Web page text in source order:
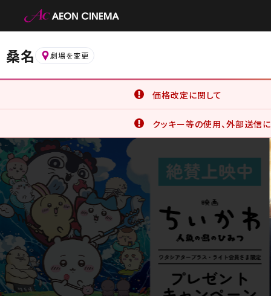
桑名 劇場を変更
価格改定に関して
詳細はこちら
クッキー等の使用、外部送信
イオンシネマ公式アプリをご利
公式アプリでは、サービスの
クッキー等の使用に同意したこ
詳細はこちら